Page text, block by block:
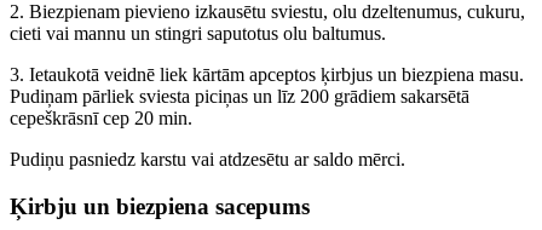
2. Biezpienam pievieno izkausētu sviestu, olu dzeltenumus, cukuru,
cieti vai mannu un stingri saputotus olu baltumus.
3. Ietaukotā veidnē liek kārtām apceptos ķirbjus un biezpiena masu.
Pudiņam pārliek sviesta piciņas un līz 200 grādiem sakarsētā
cepeškrāsnī cep 20 min.
Pudiņu pasniedz karstu vai atdzesētu ar saldo mērci.
Ķirbju un biezpiena sacepums